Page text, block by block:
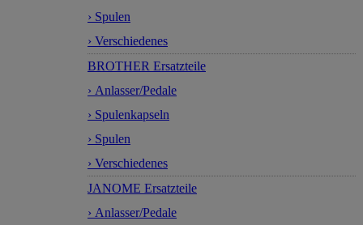
› Spulen
› Verschiedenes
BROTHER Ersatzteile
› Anlasser/Pedale
› Spulenkapseln
› Spulen
› Verschiedenes
JANOME Ersatzteile
› Anlasser/Pedale